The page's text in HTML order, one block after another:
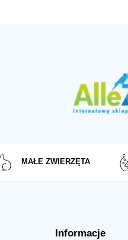
MAŁE ZWIERZĘTA
Informacje